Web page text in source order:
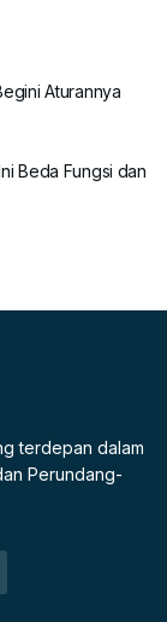
Aturannya
Beda Fungsi dan
terdepan dalam
Perundang-